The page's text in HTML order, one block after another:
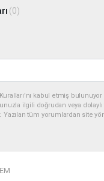
(0)
kabul etmiş
ilgili doğrudan veya
Yazılan tüm yorumlardan site